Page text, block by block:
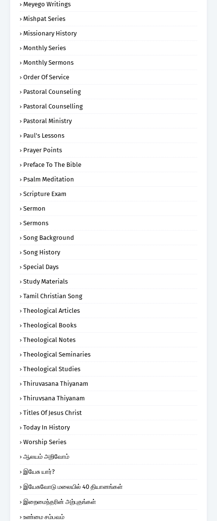
Meyego Writings
Mishpat Series
Missionary History
Monthly Series
Monthly Sermons
Order Of Service
Pastoral Counseling
Pastoral Counselling
Pastoral Ministry
Paul's Lessons
Prayer Points
Preface To The Bible
Psalm Meditation
Scripture Exam
Sermon
Sermons
Song Background
Song History
Special Days
Study Materials
Tamil Christian Song
Theological Articles
Theological Books
Theological Notes
Theological Seminaries
Theological Studies
Thiruvasana Thiyanam
Thiruvsana Thiyanam
Titles Of Jesus Christ
Today In History
Worship Series
ஆலயம் அறிவோம்
இயேசு யார்?
இயேசுவோடு மலையில் 40 தியானங்கள்
இறைமைந்தரின் அற்புதங்கள்
உண்மை சம்பவம்